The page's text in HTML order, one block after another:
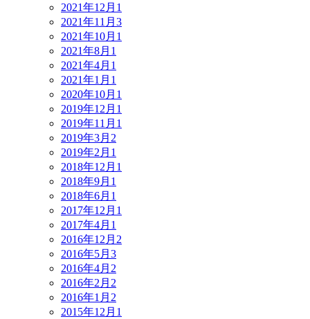
2021年12月 1
2021年11月 3
2021年10月 1
2021年8月 1
2021年4月 1
2021年1月 1
2020年10月 1
2019年12月 1
2019年11月 1
2019年3月 2
2019年2月 1
2018年12月 1
2018年9月 1
2018年6月 1
2017年12月 1
2017年4月 1
2016年12月 2
2016年5月 3
2016年4月 2
2016年2月 2
2016年1月 2
2015年12月 1